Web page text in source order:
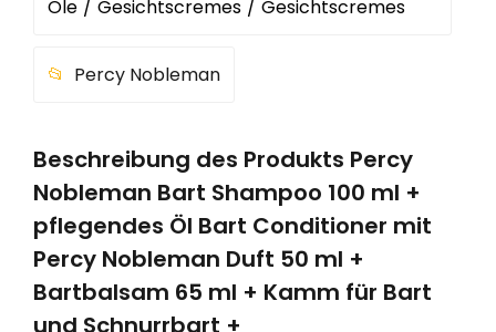
Öle
Gesichtscremes Gesichtscremes
Percy Nobleman
Beschreibung des Produkts Percy
Nobleman Bart Shampoo 100 ml +
pflegendes Öl Bart Conditioner mit
Percy Nobleman Duft 50 ml +
Bartbalsam 65 ml + Kamm für Bart
und Schnurrbart +